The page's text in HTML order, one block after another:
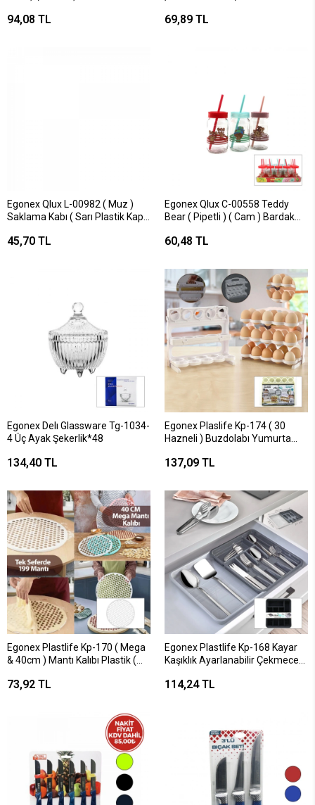
& Kenar Delikli Tutamak )*30=k
94,08 TL 69,89 TL
Egonex Qlux L-00982 ( Muz )
Saklama Kabı ( Sarı Plastik Kap )
Hava Alma Delikli )*30=k
45,70 TL
Egonex Qlux C-00558 Teddy
Bear ( Pipetli ) ( Cam ) Bardak
( Renkli Plastik Kapak )*20=k
60,48 TL
Egonex Delı Glassware Tg-1034-
4 Üç Ayak Şekerlik*48
134,40 TL
Egonex Plaslife Kp-174 ( 30
Hazneli ) Buzdolabı Yumurta
137,09 TL
Egonex Plastlife Kp-170 ( Mega
& 40cm ) Mantı Kalıbı Plastik (
73,92 TL
Egonex Plastlife Kp-168 Kayar
Kaşıklık Ayarlanabilir Çekmece
114,24 TL